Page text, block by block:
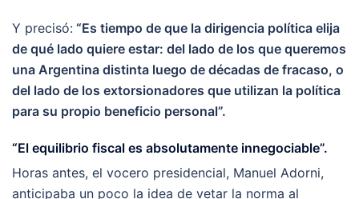
Y precisó: “Es tiempo de que la dirigencia política elija
de qué lado quiere estar: del lado de los que queremos
una Argentina distinta luego de décadas de fracaso, o
del lado de los extorsionadores que utilizan la política
para su propio beneficio personal”.
“El equilibrio fiscal es absolutamente innegociable”.
Horas antes, el vocero presidencial, Manuel Adorni,
anticipaba un poco la idea de vetar la norma al